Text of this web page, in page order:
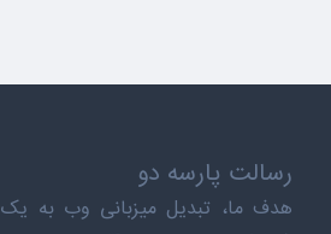
رسالت پارسه دو
هدف ما، تبدیل میزبانی وب به